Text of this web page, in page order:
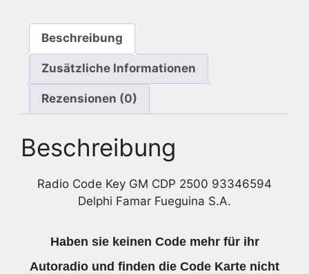
Famar
Fueguina
S.A.
Beschreibung
Zusätzliche Informationen
Rezensionen (0)
Beschreibung
Radio Code Key GM CDP 2500 93346594
Delphi Famar Fueguina S.A.
Haben sie keinen Code mehr für ihr
Autoradio und finden die Code Karte nicht